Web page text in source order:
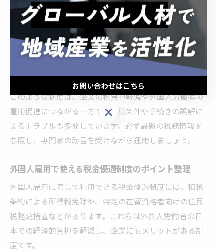
免除制度の利用には、雇用者側が必要書類（例：租税条
約に基づく届出書）を適切に提出し、税務署の確認を受
ける必要があります。手続きが不十分だと免除が認めら
れず、後から追加納税やペナルティが発生するリスクも
あるため、注意が必要です。実際に、書類提出の遅れで
免除が適用されなかった事例も報告されています。
このような制度は、企業の税負担軽減や外国人労働者の
雇用促進につながる一方で、適用条件や手続きの誤解に
よるトラブルも多発しています。必ず最新の税務情報を
参照し、専門家の助言を受けながら運用しましょう。
外国人雇用で使える税金優遇制度のポイント整理
外国人雇用に際して利用できる税金優遇制度には、租税
条約による所得税免除や、特定の在留資格者向けの住民
税軽減措置などがあります。これらは外国人労働者の日
本での経済的負担を軽減し、企業にもメリットがある制
度です。
お問い合わせはこちら
お問い合わせはこちら